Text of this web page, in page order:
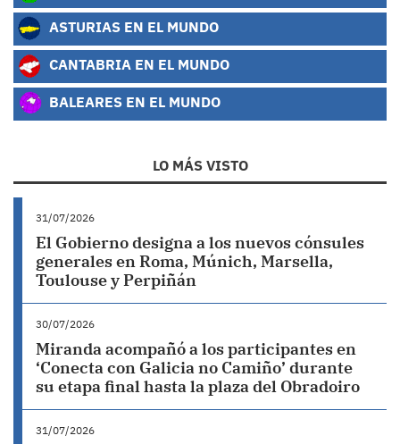
ASTURIAS EN EL MUNDO
CANTABRIA EN EL MUNDO
BALEARES EN EL MUNDO
LO MÁS VISTO
31/07/2026
El Gobierno designa a los nuevos cónsules
generales en Roma, Múnich, Marsella,
Toulouse y Perpiñán
30/07/2026
Miranda acompañó a los participantes en
‘Conecta con Galicia no Camiño’ durante
su etapa final hasta la plaza del Obradoiro
31/07/2026